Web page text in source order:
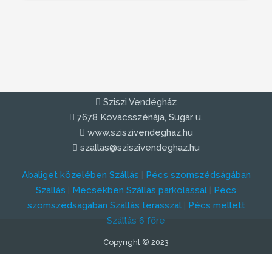
Sziszi Vendégház
7678 Kovácsszénája, Sugár u.
www.sziszivendeghaz.hu
szallas@sziszivendeghaz.hu
Abaliget közelében Szállás
Pécs szomszédságában
Szállás
Mecsekben Szállás parkolással
Pécs
szomszédságában Szállás terasszal| Pécs mellett
Szállás 6 főre
Copyright © 2023